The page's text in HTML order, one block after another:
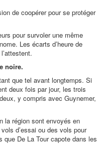
de coopérer pour se protéger
pour survoler une même
Les écarts d’heure de
noire.
que tel avant longtemps. Si
deux fois par jour, les trois
y compris avec Guynemer,
la région sont envoyés en
d’essai ou des vols pour
que De La Tour capote dans les